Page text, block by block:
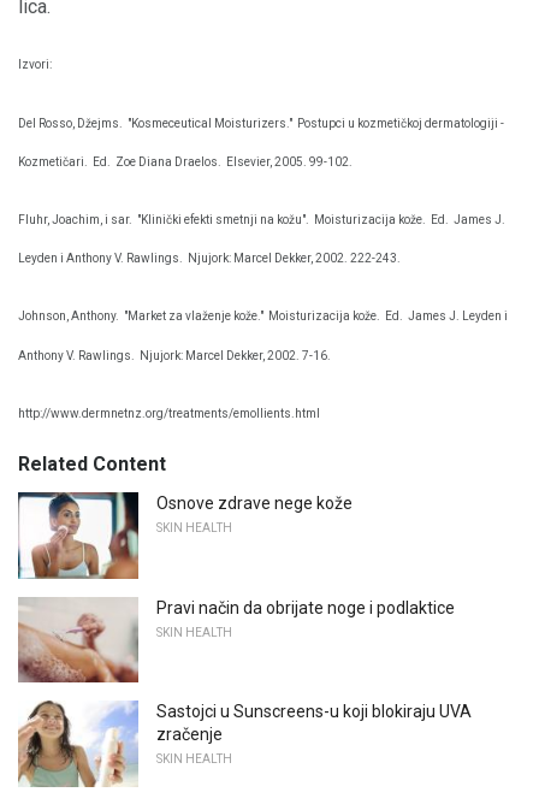
lica.
Izvori:
Del Rosso, Džejms. "Kosmeceutical Moisturizers." Postupci u kozmetičkoj dermatologiji -
Kozmetičari. Ed. Zoe Diana Draelos. Elsevier, 2005. 99-102.
Fluhr, Joachim, i sar. "Klinički efekti smetnji na kožu". Moisturizacija kože. Ed. James J.
Leyden i Anthony V. Rawlings. Njujork: Marcel Dekker, 2002. 222-243.
Johnson, Anthony. "Market za vlaženje kože." Moisturizacija kože. Ed. James J. Leyden i
Anthony V. Rawlings. Njujork: Marcel Dekker, 2002. 7-16.
http://www.dermnetnz.org/treatments/emollients.html
Related Content
Osnove zdrave nege kože
SKIN HEALTH
Pravi način da obrijate noge i podlaktice
SKIN HEALTH
Sastojci u Sunscreens-u koji blokiraju UVA
zračenje
SKIN HEALTH